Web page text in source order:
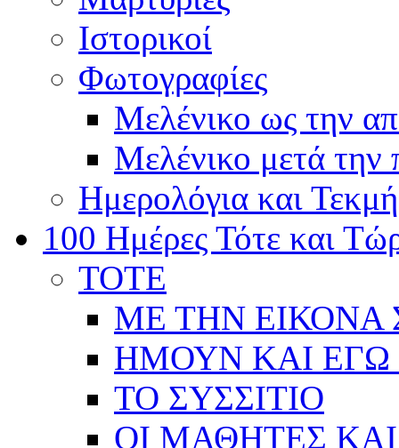
Ιστορικοί
Φωτογραφίες
Μελένικο ως την
Μελένικο μετά
Ημερολόγια και
100 Ημέρες Τότε και
ΤΟΤΕ
ΜΕ ΤΗΝ ΕΙΚΟΝΑ
ΗΜΟΥΝ ΚΑΙ ΕΓΩ
ΤΟ ΣΥΣΣΙΤΙΟ
ΟΙ ΜΑΘΗΤΕΣ